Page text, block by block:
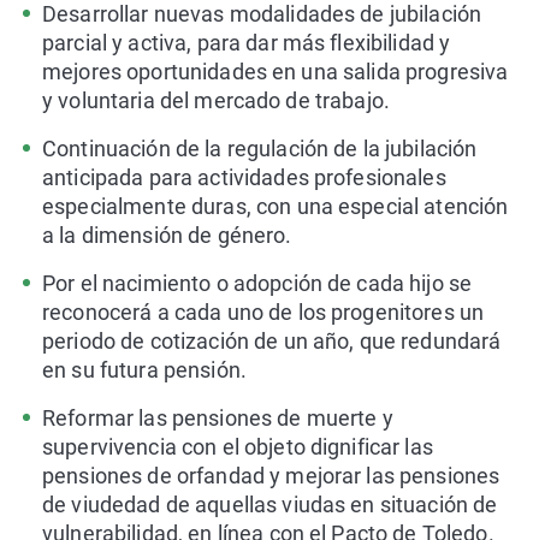
Desarrollar nuevas modalidades de jubilación
parcial y activa, para dar más flexibilidad y
mejores oportunidades en una salida progresiva
y voluntaria del mercado de trabajo.
Continuación de la regulación de la jubilación
anticipada para actividades profesionales
especialmente duras, con una especial atención
a la dimensión de género.
Por el nacimiento o adopción de cada hijo se
reconocerá a cada uno de los progenitores un
periodo de cotización de un año, que redundará
en su futura pensión.
Reformar las pensiones de muerte y
supervivencia con el objeto dignificar las
pensiones de orfandad y mejorar las pensiones
de viudedad de aquellas viudas en situación de
vulnerabilidad, en línea con el Pacto de Toledo.